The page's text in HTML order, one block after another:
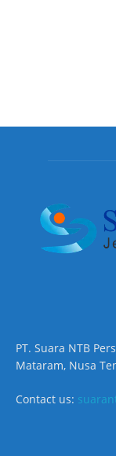
PT. Suara NTB
Mataram, Nusa
Contact us: